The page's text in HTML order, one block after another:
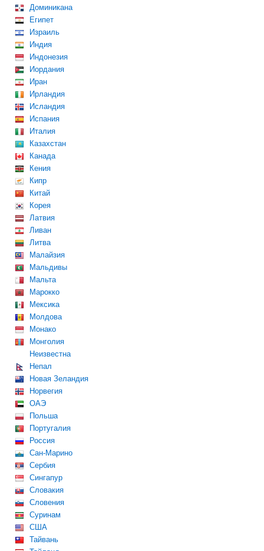
Доминикана
Египет
Израиль
Индия
Индонезия
Иордания
Иран
Ирландия
Исландия
Испания
Италия
Казахстан
Канада
Кения
Кипр
Китай
Корея
Латвия
Ливан
Литва
Малайзия
Мальдивы
Мальта
Марокко
Мексика
Молдова
Монако
Монголия
Неизвестна
Непал
Новая Зеландия
Норвегия
ОАЭ
Польша
Португалия
Россия
Сан-Марино
Сербия
Сингапур
Словакия
Словения
Суринам
США
Тайвань